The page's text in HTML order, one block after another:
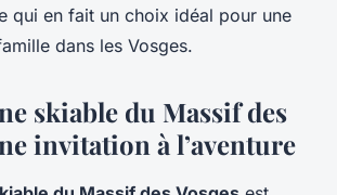
qui en fait un choix idéal pour une
dans les Vosges.
skiable du Massif des
invitation à l’aventure